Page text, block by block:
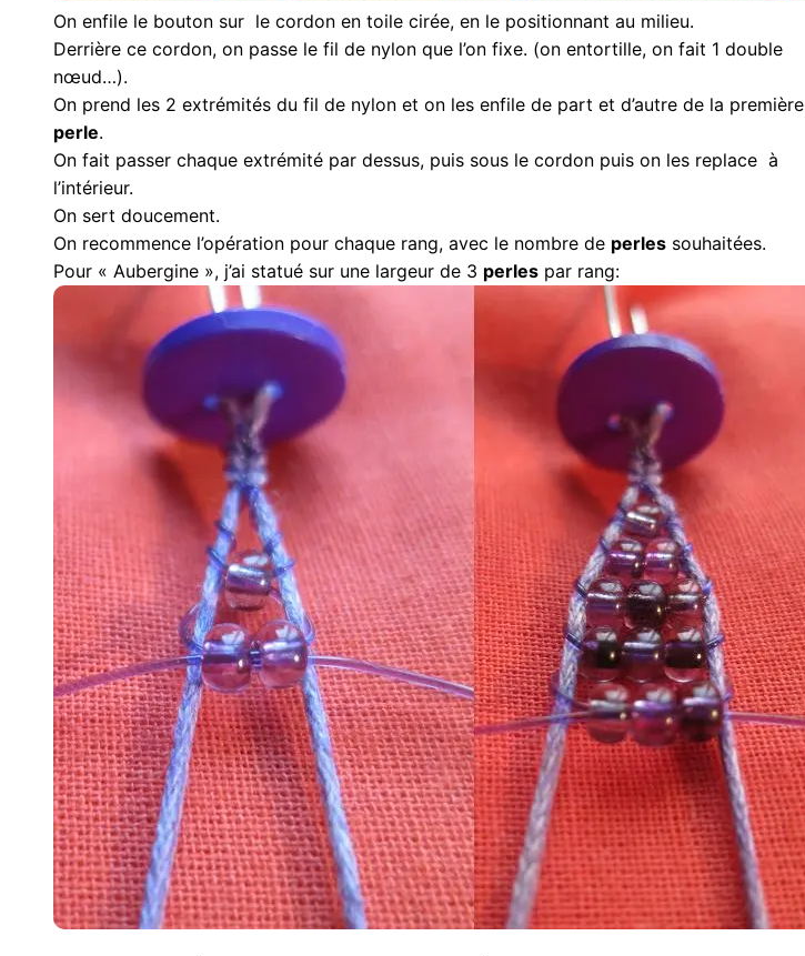
On enfile le bouton sur le cordon en toile cirée, en le positionnant au milieu.
Derrière ce cordon, on passe le fil de nylon que l’on fixe. (on entortille, on fait 1 double
nœud…).
On prend les 2 extrémités du fil de nylon et on les enfile de part et d’autre de la première
perle.
On fait passer chaque extrémité par dessus, puis sous le cordon puis on les replace à
l’intérieur.
On sert doucement.
On recommence l’opération pour chaque rang, avec le nombre de perles souhaitées.
Pour « Aubergine », j’ai statué sur une largeur de 3 perles par rang: